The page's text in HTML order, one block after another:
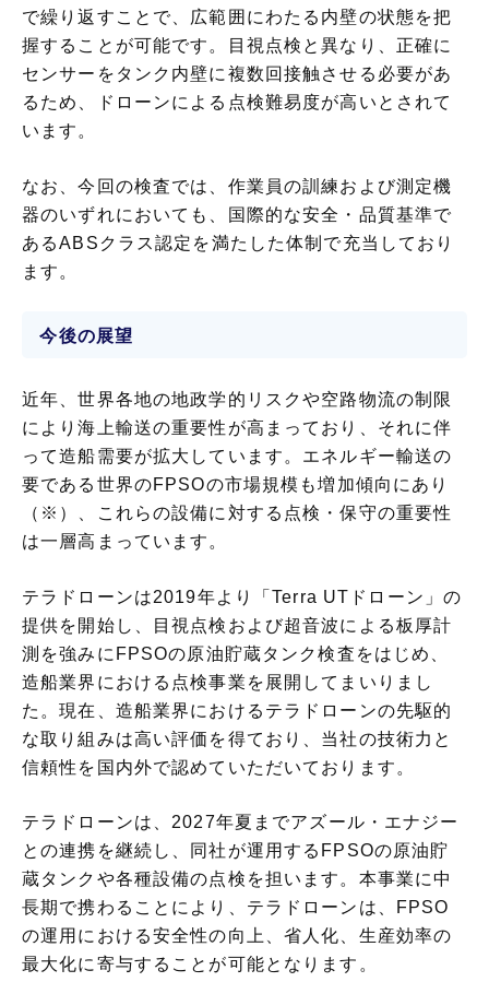
で繰り返すことで、広範囲にわたる内壁の状態を把
握することが可能です。目視点検と異なり、正確に
センサーをタンク内壁に複数回接触させる必要があ
るため、ドローンによる点検難易度が高いとされて
います。
なお、今回の検査では、作業員の訓練および測定機
器のいずれにおいても、国際的な安全・品質基準で
あるABSクラス認定を満たした体制で充当しており
ます。
今後の展望
近年、世界各地の地政学的リスクや空路物流の制限
により海上輸送の重要性が高まっており、それに伴
って造船需要が拡大しています。エネルギー輸送の
要である世界のFPSOの市場規模も増加傾向にあり
（※）、これらの設備に対する点検・保守の重要性
は一層高まっています。
テラドローンは2019年より「Terra UTドローン」の
提供を開始し、目視点検および超音波による板厚計
測を強みにFPSOの原油貯蔵タンク検査をはじめ、
造船業界における点検事業を展開してまいりまし
た。現在、造船業界におけるテラドローンの先駆的
な取り組みは高い評価を得ており、当社の技術力と
信頼性を国内外で認めていただいております。
テラドローンは、2027年夏までアズール・エナジー
との連携を継続し、同社が運用するFPSOの原油貯
蔵タンクや各種設備の点検を担います。本事業に中
長期で携わることにより、テラドローンは、FPSO
の運用における安全性の向上、省人化、生産効率の
最大化に寄与することが可能となります。